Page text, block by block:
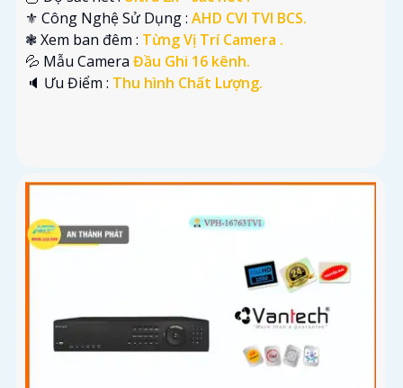
⚜️ Công Nghệ Sử Dụng : AHD CVI TVI BCS.
❃ Xem ban đêm : Từng Vị Trí Camera .
💦 Mẫu Camera Đầu Ghi 16 kênh.
️🔈 Ưu Điểm : Thu hình Chất Lượng.